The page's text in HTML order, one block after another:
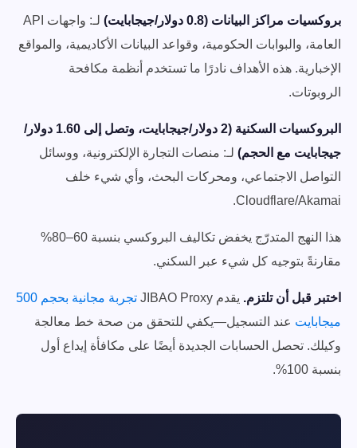
بروكسيات مراكز البيانات (0.8 دولار/جيجابايت)
لـ: واجهات API
العامة، والبوابات الحكومية، وقواعد البيانات الأكاديمية، والمواقع
الإخبارية. هذه الأهداف نادرًا ما تستخدم أنظمة مكافحة
الروبوتات.
البروكسيات السكنية (2 دولار/جيجابايت، وتصل إلى 1.60 دولار/
جيجابايت مع الحجم) لـ: منصات التجارة الإلكترونية، ووسائل
التواصل الاجتماعي، ومحركات البحث، وأي شيء خلف
Cloudflare/Akamai.
هذا النهج المتدرّج يخفض تكاليف البروكسي بنسبة 60–80%
مقارنةً بتوجيه كل شيء عبر السكني.
اختبر قبل أن تلتزم. يقدم JIBAO Proxy
تجربة مجانية بحجم 500
ميجابايت عند التسجيل—يكفي للتحقق من صحة خط معالجة
وكيلك. تحصل الحسابات الجديدة أيضًا على مكافأة إيداع أول
بنسبة 100%.